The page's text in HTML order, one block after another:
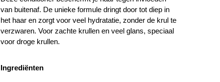
van buitenaf. De unieke formule dringt door tot diep in
het haar en zorgt voor veel hydratatie, zonder de krul te
verzwaren. Voor zachte krullen en veel glans, speciaal
voor droge krullen.
Ingrediënten